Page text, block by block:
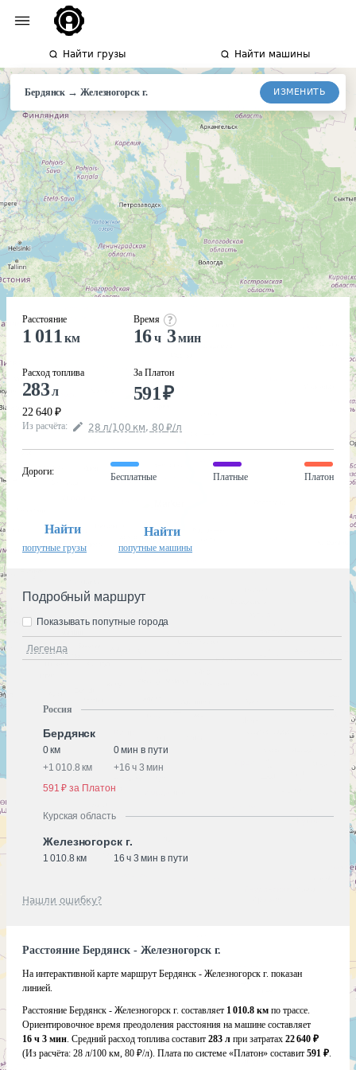
Найти грузы Найти машины
Бердянск → Железногорск г. ИЗМЕНИТЬ
Расстояние
1 011 км
Расход топлива
283л
22 640 ₽
Время
16ч 3мин
За Платон
591₽
Из расчёта: 28 л/100 км, 80 ₽/л
Дороги:
Бесплатные Платные Платон
Найти
попутные грузы
Найти
попутные машины
Подробный маршрут
Легенда
Показывать попутные города
Россия
Бердянск
0 км
0 мин в пути
+1 010.8 км +16 ч 3 мин
591 ₽ за Платон
Курская область
Железногорск г.
1 010.8 км 16 ч 3 мин в пути
Нашли ошибку?
Расстояние Бердянск - Железногорск г.
На интерактивной карте маршрут Бердянск - Железногорск г. показан
линией.
Расстояние Бердянск - Железногорск г. составляет 1 010.8 км по трассе.
Ориентировочное время преодоления расстояния на машине составляет
16 ч 3 мин. Средний расход топлива составит 283 л при затратах 22 640 ₽
(Из расчёта: 28 л/100 км, 80 ₽/л). Плата по системе «Платон» составит 591 ₽.